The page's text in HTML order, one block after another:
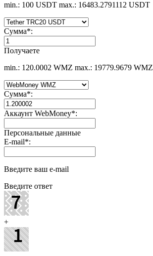
min.: 100 USDT max.: 16483.2791112 USDT
Сумма*:
Получаете
min.: 120.0002 WMZ max.: 19779.9679 WMZ
Сумма*:
Аккаунт WebMoney*:
Персональные данные
E-mail*:
Введите ваш e-mail
Введите ответ
+